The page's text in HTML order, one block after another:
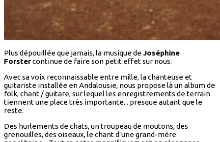
Plus dépouillée que jamais, la musique de Joséphine
Forstercontinue de faire son petit effet sur nous.
Avec sa voix reconnaissable entre mille, la chanteuse et
guitariste installée en Andalousie, nous propose là un album de
folk, chant / guitare, sur lequel les enregistrements de terrain
tiennent une place très importante... presque autant que le
reste.
Des hurlements de chats, un troupeau de moutons, des
grenouilles, des oiseaux, le chant d’une grand-mère